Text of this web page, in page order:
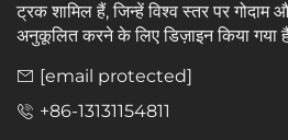
ट्रक शामिल हैं, जिन्हें विश्व स्तर पर गोदाम
अनुकूलित करने के लिए डिज़ाइन किया गया
[email protected]
+86-13131154811